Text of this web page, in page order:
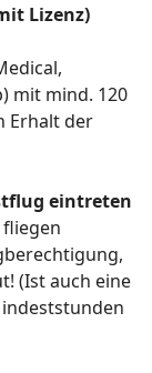
Lizenz)
mit mind. 120
Erhalt der
eintreten
fliegen
(Ist auch eine